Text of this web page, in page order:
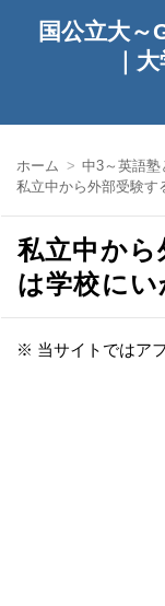
国公立大～
｜
ホーム
中3～英語塾
私立中から外部受験す
私立中から
は学校に
※ 当サイトではア